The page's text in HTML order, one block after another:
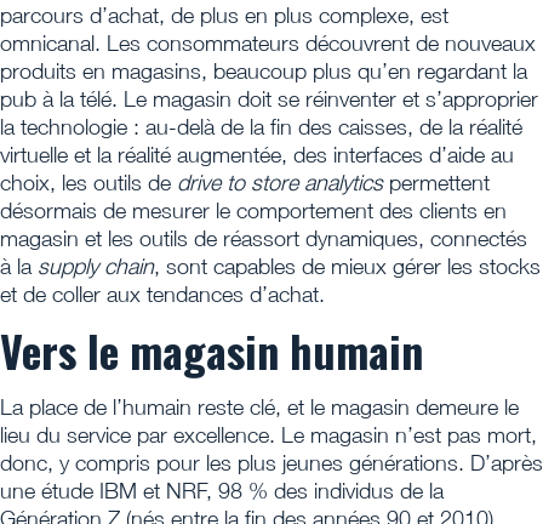
parcours d’achat, de plus en plus complexe, est
omnicanal. Les consommateurs découvrent de nouveaux
produits en magasins, beaucoup plus qu’en regardant la
pub à la télé. Le magasin doit se réinventer et s’approprier
la technologie : au-delà de la fin des caisses, de la réalité
virtuelle et la réalité augmentée, des interfaces d’aide au
choix, les outils de drive to store analyticspermettent
désormais de mesurer le comportement des clients en
magasin et les outils de réassort dynamiques, connectés
à la supply chain, sont capables de mieux gérer les stocks
et de coller aux tendances d’achat.
Vers le magasin humain
La place de l’humain reste clé, et le magasin demeure le
lieu du service par excellence. Le magasin n’est pas mort,
donc, y compris pour les plus jeunes générations. D’après
une étude IBM et NRF, 98 % des individus de la
Génération Z (nés entre la fin des années 90 et 2010)